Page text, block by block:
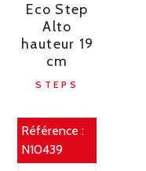
Eco Step
Alto
hauteur 19
cm
STEPS
Référence :
N10439